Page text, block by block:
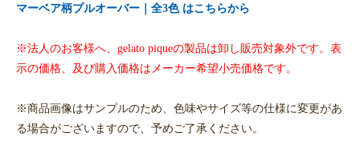
マーベア柄プルオーバー｜全3色 はこちらから
※法人のお客様へ、gelato piqueの製品は卸し販売対象外です。表
示の価格、及び購入価格はメーカー希望小売価格です。
※商品画像はサンプルのため、色味やサイズ等の仕様に変更があ
る場合がございますので、予めご了承ください。